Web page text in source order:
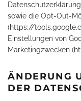
sowie die Opt-Out-
(https://
Einstellungen von
Marketingzwecken (
ÄNDERUNG
DER